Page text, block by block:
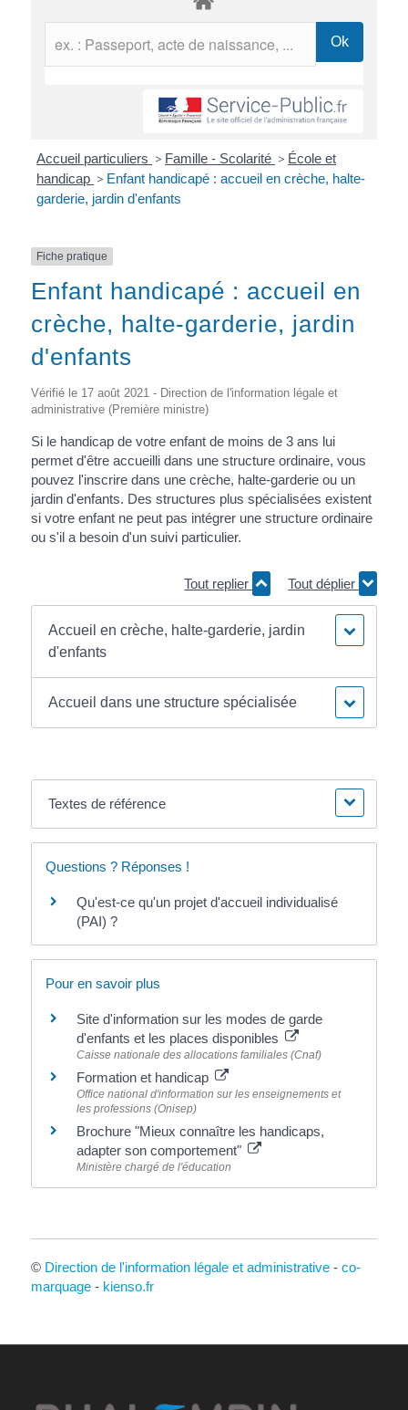
Accueil particuliers > Famille - Scolarité > École et
handicap > Enfant handicapé : accueil en crèche, halte-
garderie, jardin d'enfants
Fiche pratique
Enfant handicapé : accueil en
crèche, halte-garderie, jardin
d'enfants
Vérifié le 17 août 2021 - Direction de l'information légale et
administrative (Première ministre)
Si le handicap de votre enfant de moins de 3 ans lui
permet d'être accueilli dans une structure ordinaire, vous
pouvez l'inscrire dans une crèche, halte-garderie ou un
jardin d'enfants. Des structures plus spécialisées existent
si votre enfant ne peut pas intégrer une structure ordinaire
ou s'il a besoin d'un suivi particulier.
Tout replier Tout déplier
Accueil en crèche, halte-garderie, jardin
d'enfants
Accueil dans une structure spécialisée
Textes de référence
Questions ? Réponses !
Qu'est-ce qu'un projet d'accueil individualisé
(PAI) ?
Pour en savoir plus
Site d'information sur les modes de garde
d'enfants et les places disponibles
Caisse nationale des allocations familiales (Cnaf)
Formation et handicap
Office national d'information sur les enseignements et
les professions (Onisep)
Brochure "Mieux connaître les handicaps,
adapter son comportement"
Ministère chargé de l'éducation
© Direction de l'information légale et administrative- co-
marquage- kienso.fr